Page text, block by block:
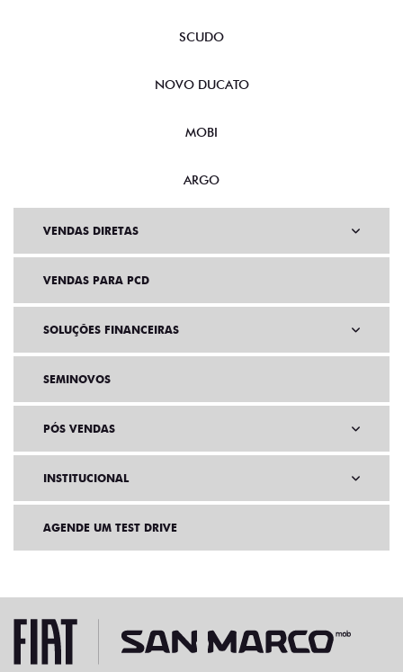
SCUDO
NOVO DUCATO
MOBI
ARGO
VENDAS DIRETAS
VENDAS PARA PCD
SOLUÇÕES FINANCEIRAS
SEMINOVOS
PÓS VENDAS
INSTITUCIONAL
AGENDE UM TEST DRIVE